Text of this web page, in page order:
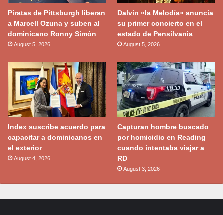
Piratas de Pittsburgh liberan
a Marcell Ozuna y suben al
dominicano Ronny Simón
August 5, 2026
Dalvin «la Melodía» anuncia
su primer concierto en el
estado de Pensilvania
August 5, 2026
Index suscribe acuerdo para
capacitar a dominicanos en
el exterior
August 4, 2026
Capturan hombre buscado
por homicidio en Reading
cuando intentaba viajar a
RD
August 3, 2026